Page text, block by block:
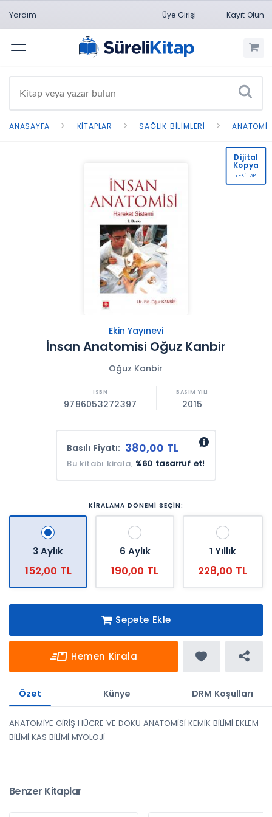
Yardım Üye Girişi Kayıt Olun
Menü
ANASAYFA KITAPLAR SAĞLIK BILIMLERI ANATOMI
Ekin Yayınevi
İnsan Anatomisi Oğuz Kanbir
Oğuz Kanbir
9786053272397 2015
Basılı Fiyatı: 380,00 TL
Bu kitabı kirala, %60 tasarruf et!
KİRALAMA DÖNEMİ SEÇİN:
3 Aylık
152,00 TL
6 Aylık
190,00 TL
1 Yıllık
228,00 TL
Sepete Ekle
Hemen Kirala
Özet Künye DRM Koşulları
ANATOMİYE GİRİŞ HÜCRE VE DOKU ANATOMİSİ KEMİK BİLİMİ EKLEM
BİLİMİ KAS BİLİMİ MYOLOJİ
Dijital
Kopya
E-KİTAP
Benzer Kitaplar